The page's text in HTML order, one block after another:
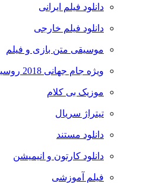
دانلود فیلم ایرانی
دانلود فیلم خارجی
موسیقی متن بازی و فیلم
ویژه جام جهانی 2018 روسیه
موزیک بی کلام
تیتراژ سریال
دانلود مستند
دانلود کارتون و انیمیشن
فیلم آموزشی